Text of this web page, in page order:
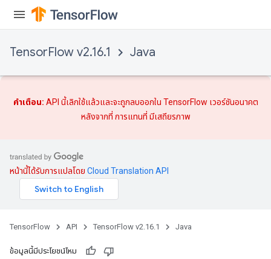
TensorFlow v2.16.1 Java
คำเตือน: API นี้เลิกใช้แล้วและจะถูกลบออกใน TensorFlow เวอร์ชันอนาคต
หลังจากที่ การแทนที่ มีเสถียรภาพ
หน้านี้ได้รับการแปลโดย Cloud Translation API
TensorFlow API TensorFlow v2.16.1 Java
ข้อมูลนี้มีประโยชน์ไหม